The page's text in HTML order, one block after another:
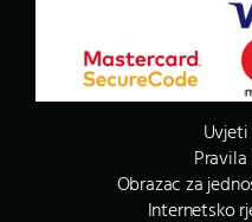
Obrazac za
Internetsko